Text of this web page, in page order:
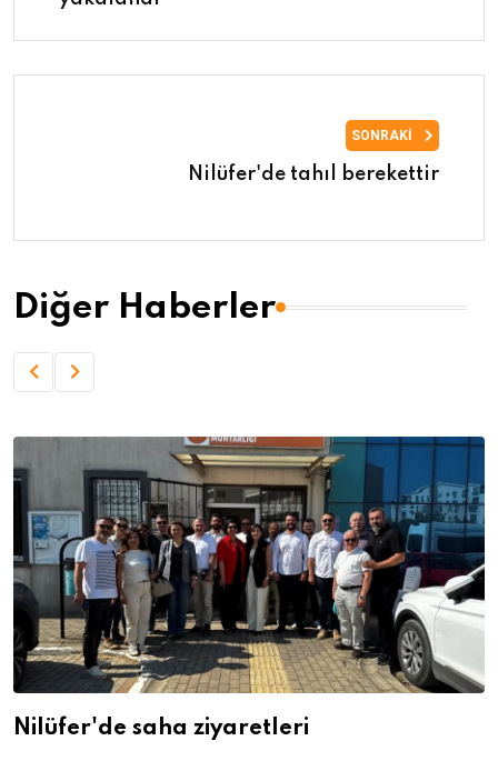
SONRAKI
Nilüfer'de tahıl berekettir
Diğer Haberler
Nilüfer'de saha ziyaretleri